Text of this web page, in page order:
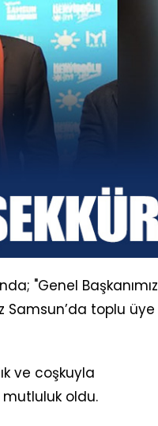
"Genel Başkanımız
Samsun’da toplu üye
ve coşkuyla
mutluluk oldu.